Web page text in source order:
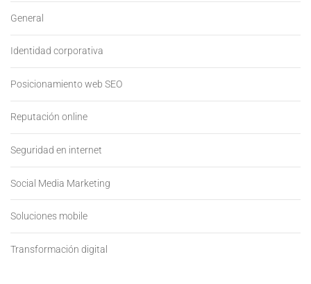
General
Identidad corporativa
Posicionamiento web SEO
Reputación online
Seguridad en internet
Social Media Marketing
Soluciones mobile
Transformación digital